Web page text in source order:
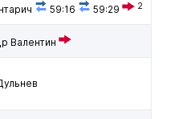
59:16 59:29 2
Валентин